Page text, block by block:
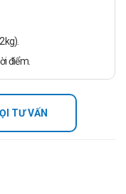
điểm.
TƯ VẤN